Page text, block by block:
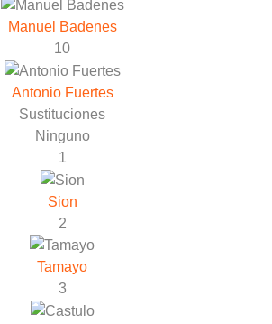
Manuel Badenes
10
Antonio Fuertes
Sustituciones
Ninguno
1
Sion
2
Tamayo
3